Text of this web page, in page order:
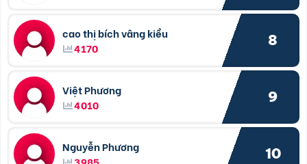
cao thị bích vâng kiều
4170
8
Việt Phương
4010
9
Nguyễn Phương
10